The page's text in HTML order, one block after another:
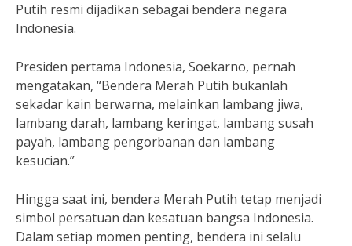
Putih resmi dijadikan sebagai bendera negara
Indonesia.
Presiden pertama Indonesia, Soekarno, pernah
mengatakan, “Bendera Merah Putih bukanlah
sekadar kain berwarna, melainkan lambang jiwa,
lambang darah, lambang keringat, lambang susah
payah, lambang pengorbanan dan lambang
kesucian.”
Hingga saat ini, bendera Merah Putih tetap menjadi
simbol persatuan dan kesatuan bangsa Indonesia.
Dalam setiap momen penting, bendera ini selalu